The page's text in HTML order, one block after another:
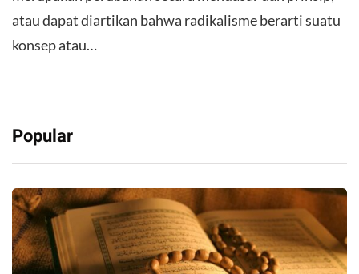
atau dapat diartikan bahwa radikalisme berarti suatu
konsep atau…
Popular